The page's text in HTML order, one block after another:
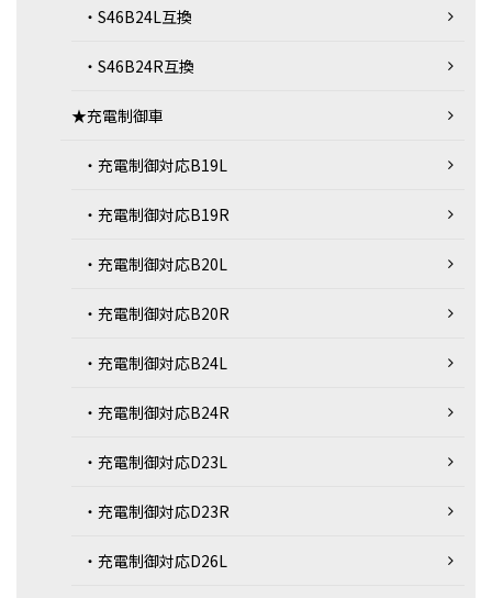
・S46B24L互換
・S46B24R互換
★充電制御車
・充電制御対応B19L
・充電制御対応B19R
・充電制御対応B20L
・充電制御対応B20R
・充電制御対応B24L
・充電制御対応B24R
・充電制御対応D23L
・充電制御対応D23R
・充電制御対応D26L